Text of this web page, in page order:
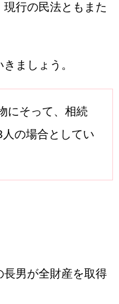
行の民法ともまた
ましょう。
にそって、相続
の場合としてい
男が全財産を取得